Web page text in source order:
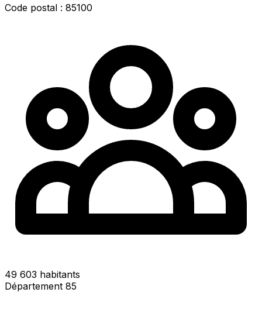
Code postal : 85100
49 603 habitants
Département 85